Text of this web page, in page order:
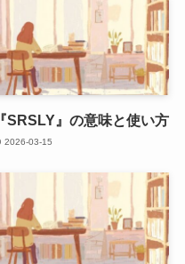
『SRSLY』の意味と使い方
2026-03-15